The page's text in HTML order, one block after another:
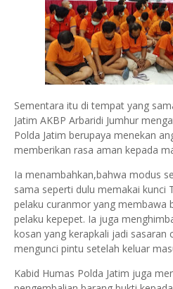
Sementara itu di tempat yang
Jatim AKBP Arbaridi Jumhur
Polda Jatim berupaya menekan
memberikan rasa aman kepada
Ia menambahkan,bahwa modus
sama seperti dulu memakai kunci
pelaku curanmor yang membawa
pelaku kepepet. Ia juga
kosan yang kerapkali jadi sasaran
mengunci pintu setelah keluar
Kabid Humas Polda Jatim juga